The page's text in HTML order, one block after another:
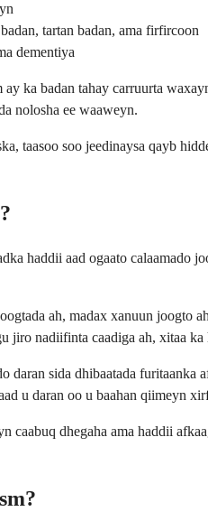
tartan badan, ama firfircoon
dementiya
ka badan tahay carruurta
nolosha ee waaweyn.
taasoo soo jeedinaysa qayb
haddii aad ogaato calaamado
ah, madax xanuun joogto
jiro nadiifinta caadiga ah, xitaa ka
daran sida dhibaatada
u daran oo u baahan qiimeyn
caabuq dhegaha ama haddii